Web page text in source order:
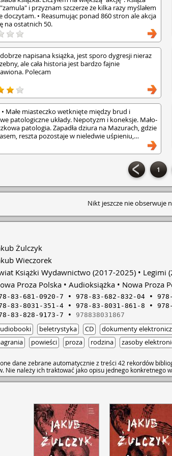
i przyznam szczerze że kilka razy myślałem
doczytam. • Reasumując ponad 860 stron ale akcja
na ostatnich 50.
napisana książka, jest sporo dygresji nieraz
ale cała historia jest bardzo fajnie
Polecam
Małe miasteczko wetknięte między brud i
patologiczne układy. Nepotyzm i koneksje. Mało­
patologia. Zapadła dziura na Mazurach, gdzie
reszta pozostaje w nieledwie uśpieniu,
drobnym i większym kradzieżom, ostremu
wizjami, zatapianiu smutku codzienności,
procentami. To tu dzieje się akcja powieści
• Mikołaj. • Pochodzi z Zyborka. Właśnie razem z
zmuszony jest do powrotu w rodzinne strony,
ojca, który po śmierci żony, wiedzie spokojne,
życie u boku drugiej kobiety Agaty i ich wspólnych
nadzieje, zaprzepaszczone aspiracje, świat
wracają duchy z przeszłości, wspomnienie
miłości, która została brutalnie przerwana.
morderstwo z dawnych lat rzucające cień na
właśnie idą. „Robimy ludziom krzywdy, oni w
robią je nam, a my w odpowiedzi wyrządzamy
komuś innemu. I tak w kółko”. • Justyna. • Po
z szefem próbuje jakoś posklejać małżeństwo z
Jest spragniona wyzwań – jej nerwy nie stygną.
dopiero co z redakcji reporterka od
tematów, nijak nie potrafi znaleźć sobie
Zybrok wciąga ją z wolna jak palenie cracku. „Co jest
Gówno. To samo gówno od kilkuset lat.
wiecie, że teraz są różne bajery, są ekrany na
niby inne, nie wiem, elektroniczne, ale tak
od kilkuset lat to wciąż jest to samo gówno”. •
to pisarz w jakimś stopniu moralistyczny,
szemrane interesy, patologiczne układy,
machlojki, rodzinne sitwy, cały nepotyzm i
jaka Polska długa i szeroka. „Wzgórze psów” to
obyczajowa, mocno osadzona na mazurskim
czerpiącą swą siłę z językowego dynamizmu z
zarysowanych sylwetek postaci – świetnie
narracji. Wina i sprawiedliwość, pokuta i
1
Nikt jeszcze nie obserwuje
Żulczyk
Wieczorek
Książki Wydawnictwo (2017-2025) Legimi
Proza Polska Audioksiążka Nowa Proza
83-681-0920-7 978-83-682-832-04
83-8031-351-4
978-83-8031-861-8
83-828-9173-7
978838031867
beletrystyka CD dokumenty
powieści proza rodzina zasoby
dane zebrane automatycznie z treści 42 rekordów
Nie należy ich traktować jako opisu jednego konkretnego